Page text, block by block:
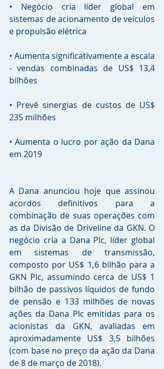
• Negócio cria líder global em
sistemas de acionamento de veículos
e propulsão elétrica
• Aumenta significativamente a escala
- vendas combinadas de US$ 13,4
bilhões
• Prevê sinergias de custos de US$
235 milhões
• Aumenta o lucro por ação da Dana
em 2019
A Dana anunciou hoje que assinou
acordos definitivos para a
combinação de suas operações com
as da Divisão de Driveline da GKN. O
negócio cria a Dana Plc, líder global
em sistemas de transmissão,
composto por US$ 1,6 bilhão para a
GKN Plc, assumindo cerca de US$ 1
bilhão de passivos líquidos de fundo
de pensão e 133 milhões de novas
ações da Dana Plc emitidas para os
acionistas da GKN, avaliadas em
aproximadamente US$ 3,5 bilhões
(com base no preço da ação da Dana
de 8 de março de 2018).